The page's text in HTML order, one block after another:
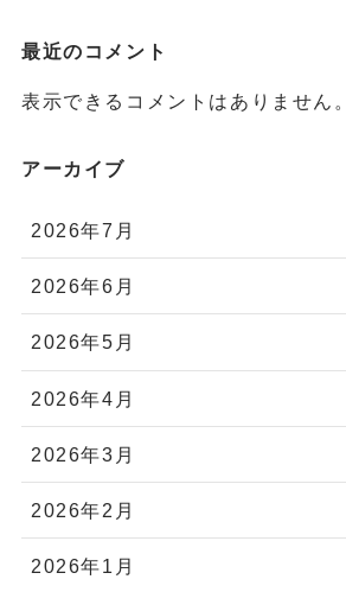
最近のコメント
表示できるコメントはありません。
アーカイブ
2026年7月
2026年6月
2026年5月
2026年4月
2026年3月
2026年2月
2026年1月